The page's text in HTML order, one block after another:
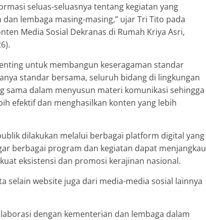
seluas-seluasnya tentang kegiatan yang
lembaga masing-masing,” ujar Tri Tito pada
Media Sosial Dekranas di Rumah Kriya Asri,
untuk membangun keseragaman standar
standar bersama, seluruh bidang di lingkungan
sama dalam menyusun materi komunikasi sehingga
efektif dan menghasilkan konten yang lebih
dilakukan melalui berbagai platform digital yang
berbagai program dan kegiatan dapat menjangkau
eksistensi dan promosi kerajinan nasional.
selain website juga dari media-media sosial lainnya
dengan kementerian dan lembaga dalam